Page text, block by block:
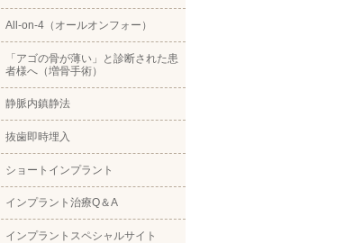
All-on-4（オールオンフォー）
「アゴの骨が薄い」と診断された患
者様へ（増骨手術）
静脈内鎮静法
抜歯即時埋入
ショートインプラント
インプラント治療Q＆A
インプラントスペシャルサイト